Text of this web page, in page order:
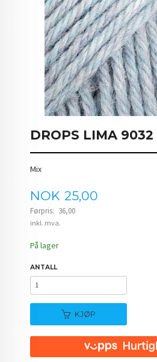
DROPS LIMA 9032
Mix
Tilbud
NOK 25,00
Førpris: 36,00
Rabatt
inkl. mva.
På lager
ANTALL
KJØP